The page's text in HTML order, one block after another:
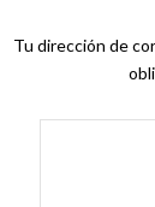
Tu dirección de